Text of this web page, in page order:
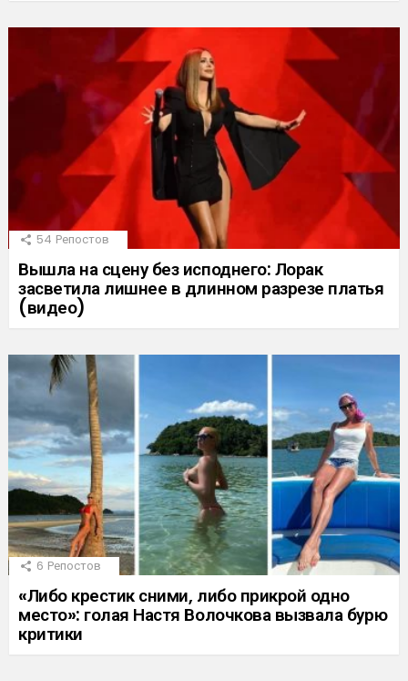
54 Репостов
Вышла на сцену без исподнего: Лорак
засветила лишнее в длинном разрезе платья
(видео)
6 Репостов
«Либо крестик сними, либо прикрой одно
место»: голая Настя Волочкова вызвала бурю
критики